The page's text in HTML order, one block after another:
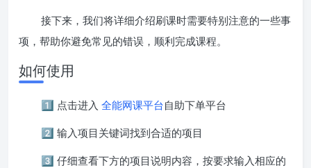
接下来，我们将详细介绍刷课时需要特别注意的一些事
项，帮助你避免常见的错误，顺利完成课程。
如何使用
1️⃣ 点击进入 全能网课平台自助下单平台
2️⃣ 输入项目关键词找到合适的项目
3️⃣ 仔细查看下方的项目说明内容，按要求输入相应的